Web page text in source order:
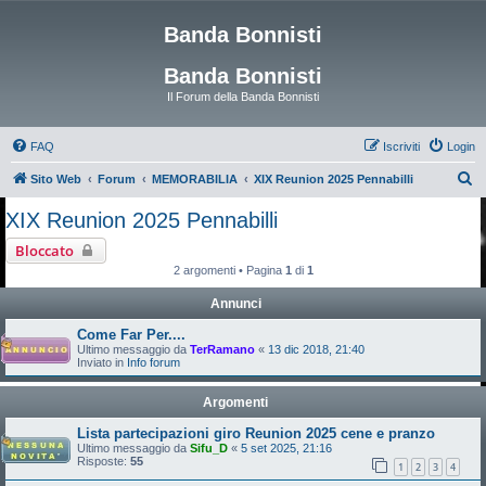
Banda Bonnisti
Banda Bonnisti
Il Forum della Banda Bonnisti
FAQ Login
Iscriviti
Sito Web Forum MEMORABILIA XIX Reunion 2025 Pennabilli
XIX Reunion 2025 Pennabilli
Bloccato
2 argomenti • Pagina 1 di 1
Annunci
Come Far Per....
Ultimo messaggio da TerRamano « 13 dic 2018, 21:40
Inviato in Info forum
Argomenti
Lista partecipazioni giro Reunion 2025 cene e pranzo
Ultimo messaggio da Sifu_D « 5 set 2025, 21:16
Risposte: 55 1 2 3 4